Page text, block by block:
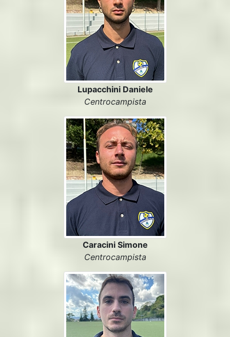
Lupacchini Daniele
Centrocampista
Caracini Simone
Centrocampista